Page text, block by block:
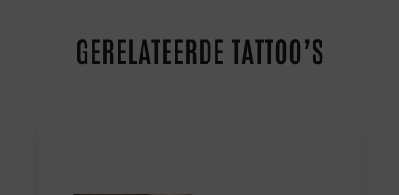
GERELATEERDE TATTOO’S